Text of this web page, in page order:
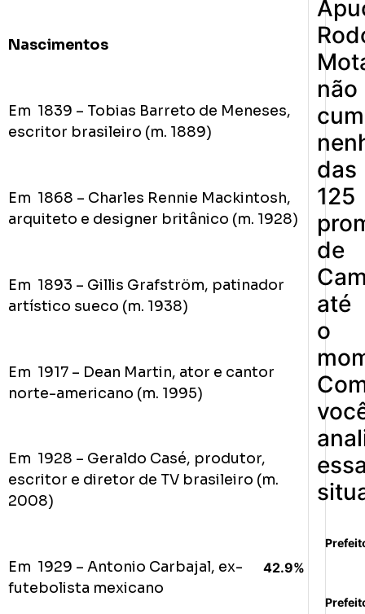
Nascimentos
Em 1839 – Tobias Barreto de Meneses,
escritor brasileiro (m. 1889)
Em 1868 – Charles Rennie Mackintosh,
arquiteto e designer britânico (m. 1928)
Em 1893 – Gillis Grafström, patinador
artístico sueco (m. 1938)
Em 1917 – Dean Martin, ator e cantor
norte-americano (m. 1995)
Em 1928 – Geraldo Casé, produtor,
escritor e diretor de TV brasileiro (m.
2008)
Em 1929 – Antonio Carbajal, ex-
futebolista mexicano
não
das
125
de
até
o
42.9%